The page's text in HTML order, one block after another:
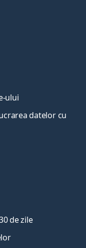
ului
datelor cu
de zile